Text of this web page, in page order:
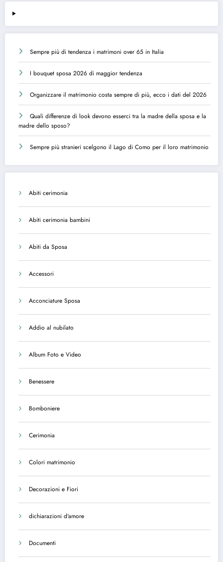
Sempre più di tendenza i matrimoni over 65 in Italia
I bouquet sposa 2026 di maggior tendenza
Organizzare il matrimonio costa sempre di più, ecco i dati del 2026
Quali differenze di look devono esserci tra la madre della sposa e la
madre dello sposo?
Sempre più stranieri scelgono il Lago di Como per il loro matrimonio
Abiti cerimonia
Abiti cerimonia bambini
Abiti da Sposa
Accessori
Acconciature Sposa
Addio al nubilato
Album Foto e Video
Benessere
Bomboniere
Cerimonia
Colori matrimonio
Decorazioni e Fiori
dichiarazioni d'amore
Documenti